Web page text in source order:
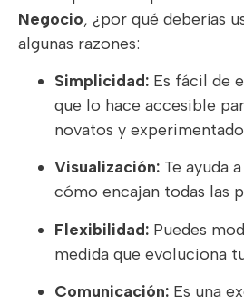
Negocio, ¿por qué deberías
algunas razones:
Simplicidad: Es fácil de
que lo hace accesible
novatos y
Visualización: Te ayuda
cómo encajan todas las
Flexibilidad: Puedes
medida que evoluciona
Comunicación: Es una